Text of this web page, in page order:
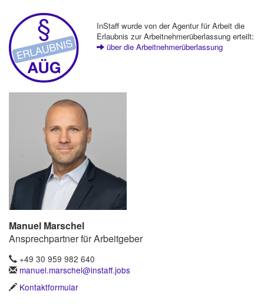
InStaff wurde von der Agentur für Arbeit die
Erlaubnis zur Arbeitnehmerüberlassung erteilt:
über die Arbeitnehmerüberlassung
Manuel Marschel
Ansprechpartner für Arbeitgeber
+49 30 959 982 640
manuel.marschel@instaff.jobs
Kontaktformular